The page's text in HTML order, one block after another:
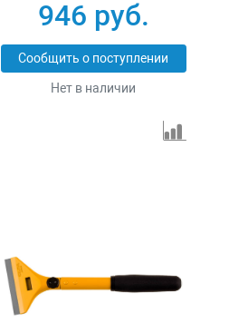
946 руб.
Сообщить о поступлении
Нет в наличии